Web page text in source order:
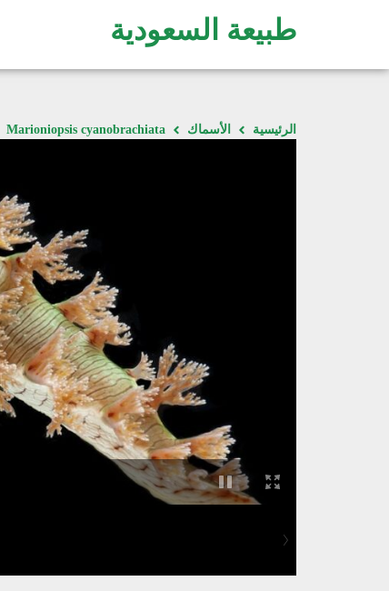
طبيعة السعودية
الرئيسية الأسماك Marioniopsis cyanobrachiata